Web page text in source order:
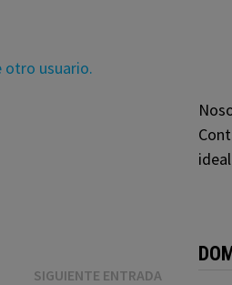
otro usuario.
SIGUIENTE ENTRADAEntrada